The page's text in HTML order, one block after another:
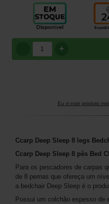
+
Eu vi este produto
Ccarp Deep Sleep 8 legs
Ccarp Deep Sleep 8 pès Bed
Para os pescadores de carpas
de 8 pernas que ofereça um
a bedchair Deep Sleep é o
Possui um colchão espesso de